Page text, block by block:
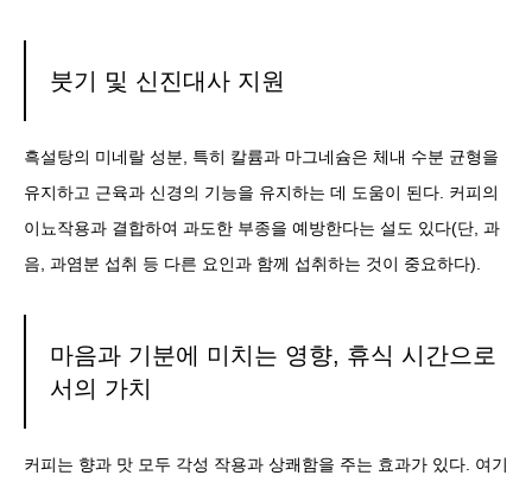
붓기 및 신진대사 지원
흑설탕의 미네랄 성분, 특히 칼륨과 마그네슘은 체내 수분 균형을
유지하고 근육과 신경의 기능을 유지하는 데 도움이 된다. 커피의
이뇨작용과 결합하여 과도한 부종을 예방한다는 설도 있다(단, 과
음, 과염분 섭취 등 다른 요인과 함께 섭취하는 것이 중요하다).
마음과 기분에 미치는 영향, 휴식 시간으로
서의 가치
커피는 향과 맛 모두 각성 작용과 상쾌함을 주는 효과가 있다. 여기